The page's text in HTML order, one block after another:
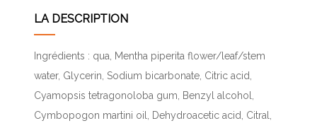
LA DESCRIPTION
Ingrédients : qua, Mentha piperita flower/leaf/stem
water, Glycerin, Sodium bicarbonate, Citric acid,
Cyamopsis tetragonoloba gum, Benzyl alcohol,
Cymbopogon martini oil, Dehydroacetic acid, Citral,